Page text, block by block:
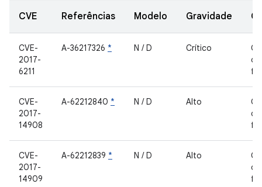
CVE Referências Modelo Gravidade
CVE-
2017-
6211
A-36217326 * N / D Crítico
CVE-
2017-
14908
A-62212840 * N / D Alto
CVE-
2017-
14909
A-62212839 * N / D Alto